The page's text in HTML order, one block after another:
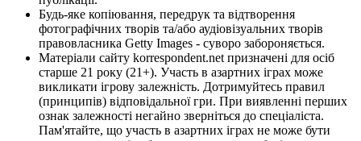
Будь-яке копіювання, передрук та відтворення
фотографічних творів та/або аудіовізуальних творів
правовласника Getty Images - суворо забороняється.
Матеріали сайту korrespondent.net призначені для осіб
старше 21 року (21+). Участь в азартних іграх може
викликати ігрову залежність. Дотримуйтесь правил
(принципів) відповідальної гри. При виявленні перших
ознак залежності негайно зверніться до спеціаліста.
Пам'ятайте, що участь в азартних іграх не може бути